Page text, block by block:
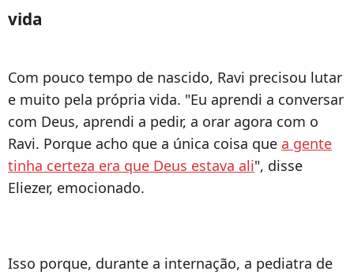
vida
Com pouco tempo de nascido, Ravi precisou lutar
e muito pela própria vida. "Eu aprendi a conversar
com Deus, aprendi a pedir, a orar agora com o
Ravi. Porque acho que a única coisa que a gente
tinha certeza era que Deus estava ali", disse
Eliezer, emocionado.
Isso porque, durante a internação, a pediatra de